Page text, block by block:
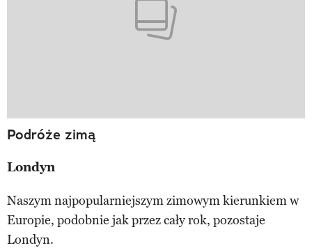
Podróże zimą
Londyn
Naszym najpopularniejszym zimowym kierunkiem w
Europie, podobnie jak przez cały rok, pozostaje
Londyn.